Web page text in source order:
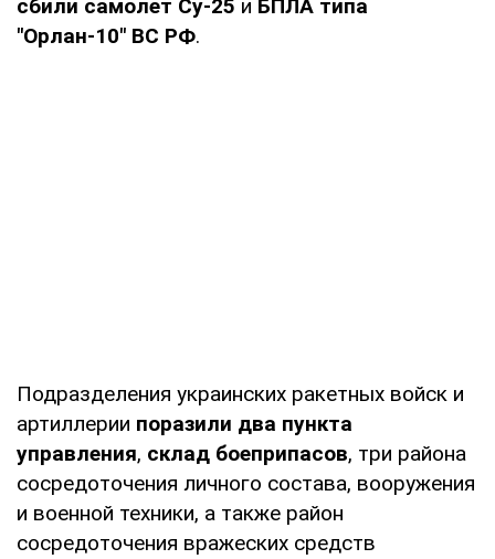
сбили самолет Су-25 и БПЛА типа
"Орлан-10" ВС РФ.
Подразделения украинских ракетных войск и
артиллерии поразили два пункта
управления, склад боеприпасов, три района
сосредоточения личного состава, вооружения
и военной техники, а также район
сосредоточения вражеских средств